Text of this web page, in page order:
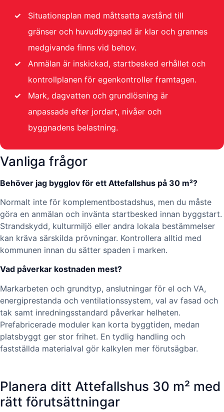
✓
Situationsplan med måttsatta avstånd till
gränser och huvudbyggnad är klar och grannes
medgivande finns vid behov.
✓
Anmälan är inskickad, startbesked erhållet och
kontrollplanen för egenkontroller framtagen.
✓
Mark, dagvatten och grundlösning är
anpassade efter jordart, nivåer och
byggnadens belastning.
Vanliga frågor
Behöver jag bygglov för ett Attefallshus på 30 m²?
Normalt inte för komplementbostadshus, men du måste
göra en anmälan och invänta startbesked innan byggstart.
Strandskydd, kulturmiljö eller andra lokala bestämmelser
kan kräva särskilda prövningar. Kontrollera alltid med
kommunen innan du sätter spaden i marken.
Vad påverkar kostnaden mest?
Markarbeten och grundtyp, anslutningar för el och VA,
energiprestanda och ventilationssystem, val av fasad och
tak samt inredningsstandard påverkar helheten.
Prefabricerade moduler kan korta byggtiden, medan
platsbyggt ger stor frihet. En tydlig handling och
fastställda materialval gör kalkylen mer förutsägbar.
Planera ditt Attefallshus 30 m² med
rätt förutsättningar